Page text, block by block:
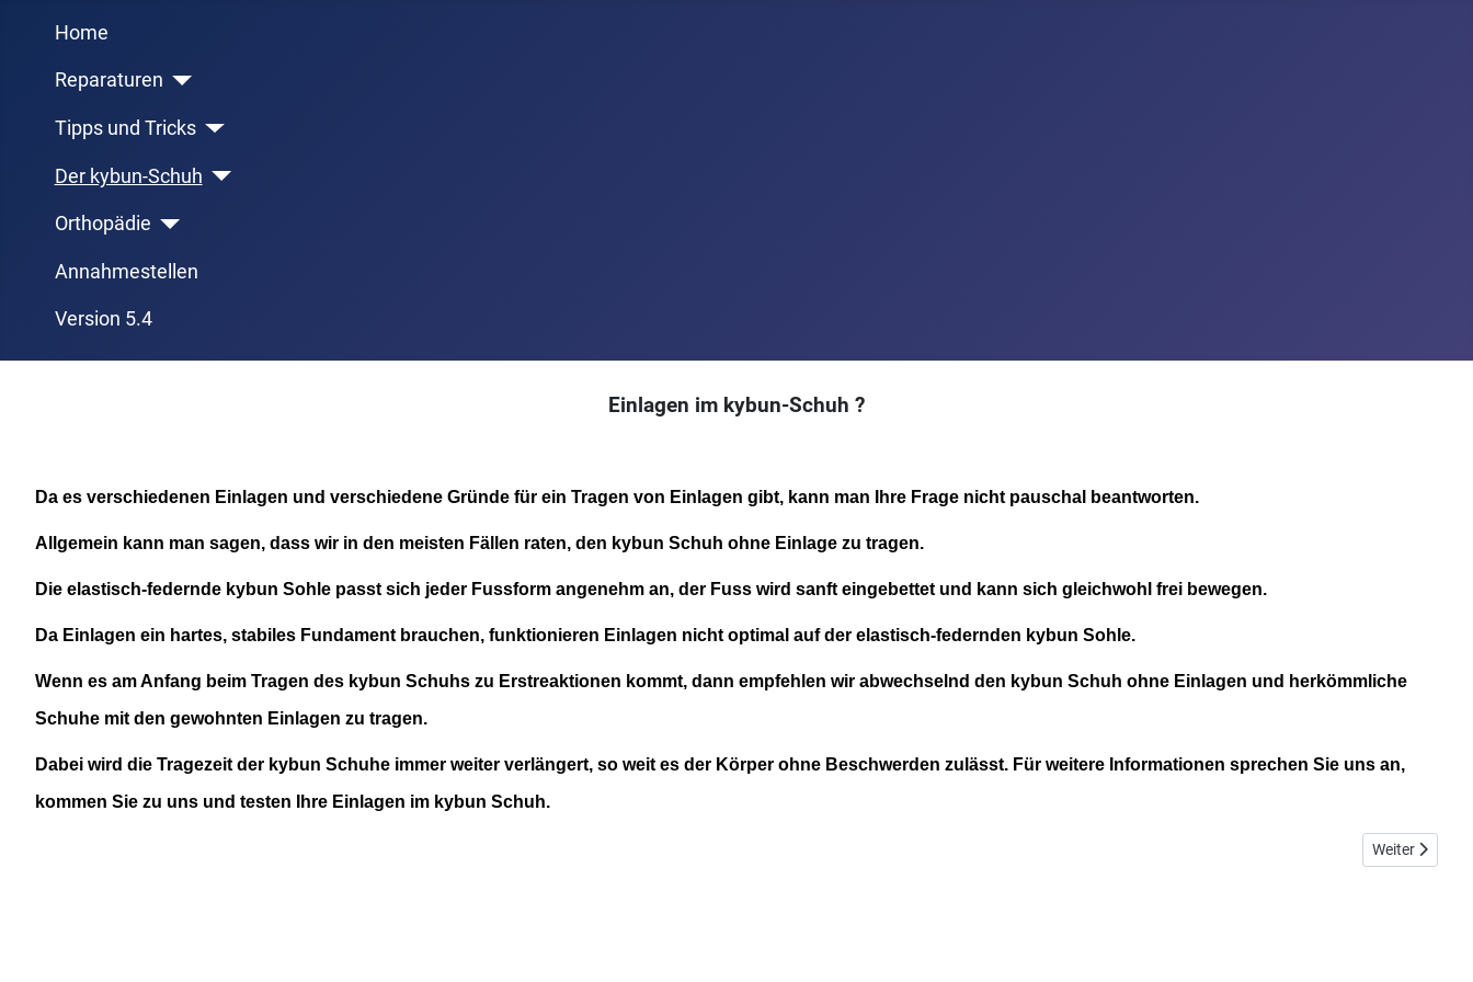
Home
Reparaturen
Tipps und Tricks
Der kybun-Schuh
Orthopädie
Annahmestellen
Version 5.4
Einlagen im kybun-Schuh ?
Da es verschiedenen Einlagen und verschiedene Gründe für ein Tragen von Einlagen gibt, kann man Ihre Frage nicht pauschal beantworten.
Allgemein kann man sagen, dass wir in den meisten Fällen raten, den kybun Schuh ohne Einlage zu tragen.
Die elastisch-federnde kybun Sohle passt sich jeder Fussform angenehm an, der Fuss wird sanft eingebettet und kann sich gleichwohl frei bewegen.
Da Einlagen ein hartes, stabiles Fundament brauchen, funktionieren Einlagen nicht optimal auf der elastisch-federnden kybun Sohle.
Wenn es am Anfang beim Tragen des kybun Schuhs zu Erstreaktionen kommt, dann empfehlen wir abwechselnd den kybun Schuh ohne Einlagen und herkömmliche
Schuhe mit den gewohnten Einlagen zu tragen.
Dabei wird die Tragezeit der kybun Schuhe immer weiter verlängert, so weit es der Körper ohne Beschwerden zulässt. Für weitere Informationen sprechen Sie uns an,
kommen Sie zu uns und testen Ihre Einlagen im kybun Schuh.
Nächster
Weiter